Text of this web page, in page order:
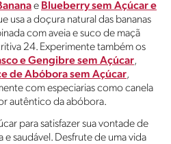
e Blueberry sem Açúcar e
usa a doçura natural das bananas
com aveia e suco de maçã
24. Experimente também os
e Gengibre sem Açúcar,
de Abóbora sem Açúcar,
com especiarias como canela
autêntico da abóbora.
para satisfazer sua vontade de
saudável. Desfrute de uma vida